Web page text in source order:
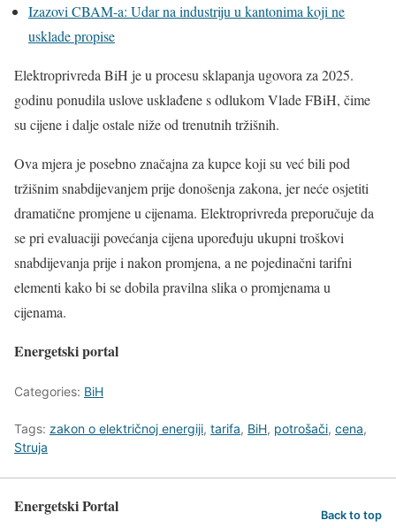
Izazovi CBAM-a: Udar na industriju u kantonima koji ne
usklade propise
Elektroprivreda BiH je u procesu sklapanja ugovora za 2025.
godinu ponudila uslove usklađene s odlukom Vlade FBiH, čime
su cijene i dalje ostale niže od trenutnih tržišnih.
Ova mjera je posebno značajna za kupce koji su već bili pod
tržišnim snabdijevanjem prije donošenja zakona, jer neće osjetiti
dramatične promjene u cijenama. Elektroprivreda preporučuje da
se pri evaluaciji povećanja cijena upoređuju ukupni troškovi
snabdijevanja prije i nakon promjena, a ne pojedinačni tarifni
elementi kako bi se dobila pravilna slika o promjenama u
cijenama.
Energetski portal
Categories: BiH
Tags: zakon o električnoj energiji, tarifa, BiH, potrošači, cena,
Struja
Energetski Portal Back to top